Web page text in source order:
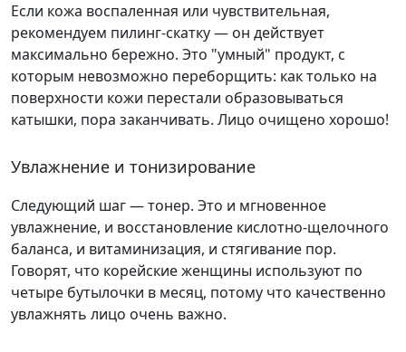
Если кожа воспаленная или чувствительная,
рекомендуем пилинг-скатку — он действует
максимально бережно. Это "умный" продукт, с
которым невозможно переборщить: как только на
поверхности кожи перестали образовываться
катышки, пора заканчивать. Лицо очищено хорошо!
Увлажнение и тонизирование
Следующий шаг — тонер. Это и мгновенное
увлажнение, и восстановление кислотно-щелочного
баланса, и витаминизация, и стягивание пор.
Говорят, что корейские женщины используют по
четыре бутылочки в месяц, потому что качественно
увлажнять лицо очень важно.